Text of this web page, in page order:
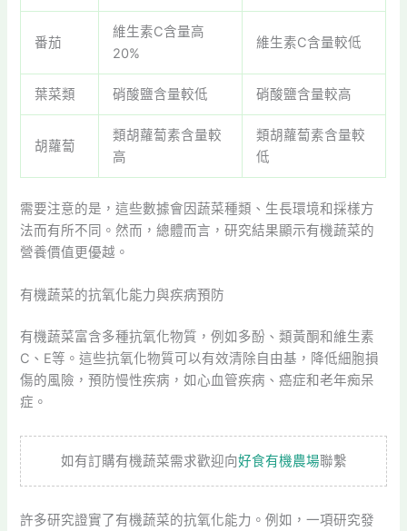
番茄
維生素C含量高
20%
維生素C含量較低
葉菜類 硝酸鹽含量較低 硝酸鹽含量較高
胡蘿蔔
類胡蘿蔔素含量較
高
類胡蘿蔔素含量較
低
需要注意的是，這些數據會因蔬菜種類、生長環境和採樣方
法而有所不同。然而，總體而言，研究結果顯示有機蔬菜的
營養價值更優越。
有機蔬菜的抗氧化能力與疾病預防
有機蔬菜富含多種抗氧化物質，例如多酚、類黃酮和維生素
C、E等。這些抗氧化物質可以有效清除自由基，降低細胞損
傷的風險，預防慢性疾病，如心血管疾病、癌症和老年痴呆
症。
如有訂購有機蔬菜需求歡迎向好食有機農場聯繫
許多研究證實了有機蔬菜的抗氧化能力。例如，一項研究發